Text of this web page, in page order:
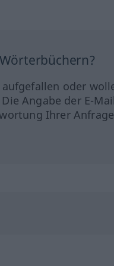
oder
Angabe der E-
Ihrer